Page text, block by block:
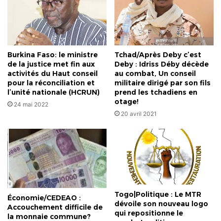
Burkina Faso: le ministre
de la justice met fin aux
activités du Haut conseil
pour la réconciliation et
l’unité nationale (HCRUN)
24 mai 2022
Tchad/Après Deby c’est
Deby : Idriss Déby décède
au combat, Un conseil
militaire dirigé par son fils
prend les tchadiens en
otage!
20 avril 2021
Économie/CEDEAO :
Accouchement difficile de
la monnaie commune?
Togo|Politique : Le MTR
dévoile son nouveau logo
qui repositionne le